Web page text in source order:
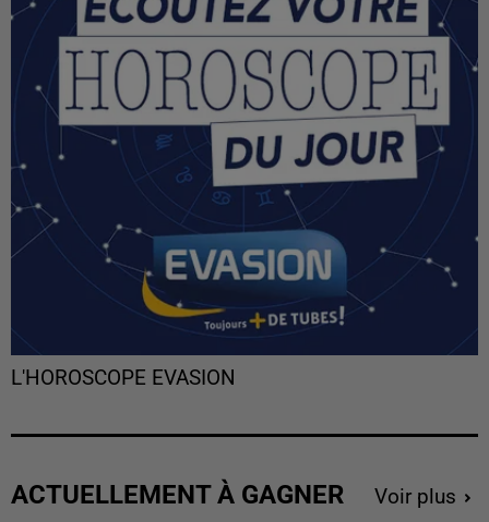
L'HOROSCOPE EVASION
ACTUELLEMENT À GAGNER Voir plus